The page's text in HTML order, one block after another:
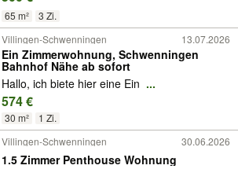
65 m² 3 Zi.
Villingen-Schwenningen 13.07.2026
Ein Zimmerwohnung, Schwenningen
Bahnhof Nähe ab sofort
Hallo, ich biete hier eine Ein ...
574 €
30 m² 1 Zi.
Villingen-Schwenningen 30.06.2026
1.5 Zimmer Penthouse Wohnung